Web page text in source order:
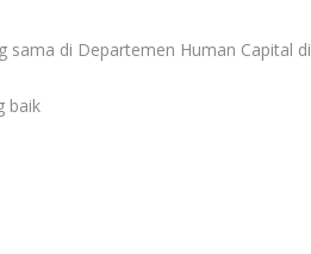
sama di Departemen Human Capital di
baik